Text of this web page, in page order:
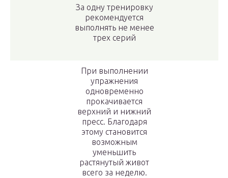
За одну тренировку
рекомендуется
выполнять не менее
трех серий
При выполнении
упражнения
одновременно
прокачивается
верхний и нижний
пресс. Благодаря
этому становится
возможным
уменьшить
растянутый живот
всего за неделю.